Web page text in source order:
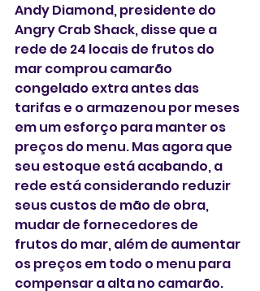
Andy Diamond, presidente do
Angry Crab Shack, disse que a
rede de 24 locais de frutos do
mar comprou camarão
congelado extra antes das
tarifas e o armazenou por meses
em um esforço para manter os
preços do menu. Mas agora que
seu estoque está acabando, a
rede está considerando reduzir
seus custos de mão de obra,
mudar de fornecedores de
frutos do mar, além de aumentar
os preços em todo o menu para
compensar a alta no camarão.